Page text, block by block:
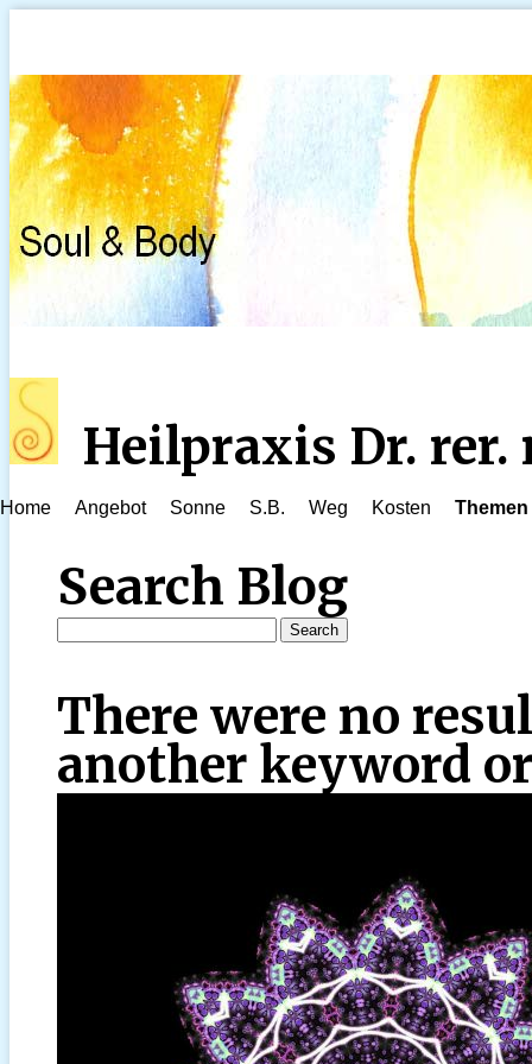
Heilpraxis Dr. rer.
Home Angebot Sonne S.B. Weg Kosten Themen
Search Blog
There were no
another keyword